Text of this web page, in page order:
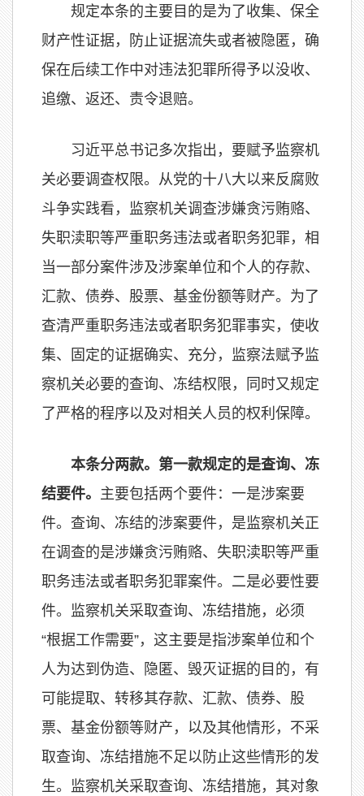
规定本条的主要目的是为了收集、保全
财产性证据，防止证据流失或者被隐匿，确
保在后续工作中对违法犯罪所得予以没收、
追缴、返还、责令退赔。
习近平总书记多次指出，要赋予监察机
关必要调查权限。从党的十八大以来反腐败
斗争实践看，监察机关调查涉嫌贪污贿赂、
失职渎职等严重职务违法或者职务犯罪，相
当一部分案件涉及涉案单位和个人的存款、
汇款、债券、股票、基金份额等财产。为了
查清严重职务违法或者职务犯罪事实，使收
集、固定的证据确实、充分，监察法赋予监
察机关必要的查询、冻结权限，同时又规定
了严格的程序以及对相关人员的权利保障。
本条分两款。第一款规定的是查询、冻
结要件。 主要包括两个要件：一是涉案要
件。查询、冻结的涉案要件，是监察机关正
在调查的是涉嫌贪污贿赂、失职渎职等严重
职务违法或者职务犯罪案件。二是必要性要
件。监察机关采取查询、冻结措施，必须
“根据工作需要”，这主要是指涉案单位和个
人为达到伪造、隐匿、毁灭证据的目的，有
可能提取、转移其存款、汇款、债券、股
票、基金份额等财产，以及其他情形，不采
取查询、冻结措施不足以防止这些情形的发
生。监察机关采取查询、冻结措施，其对象